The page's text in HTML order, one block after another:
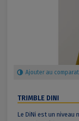
Ajouter au
TRIMBLE DINI
Le DiNi est un niveau